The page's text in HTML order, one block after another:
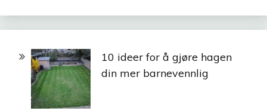
10 ideer for å gjøre hagen
din mer barnevennlig